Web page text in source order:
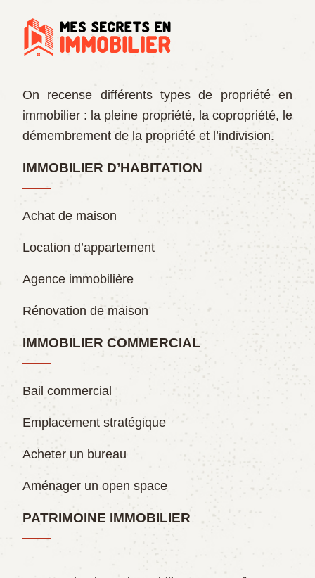
On recense différents types de propriété en
immobilier : la pleine propriété, la copropriété, le
démembrement de la propriété et l’indivision.
IMMOBILIER D’HABITATION
Achat de maison
Location d’appartement
Agence immobilière
Rénovation de maison
IMMOBILIER COMMERCIAL
Bail commercial
Emplacement stratégique
Acheter un bureau
Aménager un open space
PATRIMOINE IMMOBILIER